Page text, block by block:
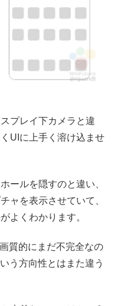
プレイ下カメラと違
UIに上手く溶け込ませ
ールを隠すのと違い、
ャを表示させていて、
よくわかります。
質的にまだ不完全なの
う方向性とはまた違う